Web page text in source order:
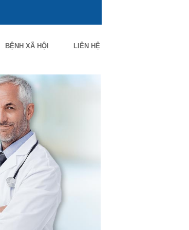
BỆNH XÃ HỘI LIÊN HỆ